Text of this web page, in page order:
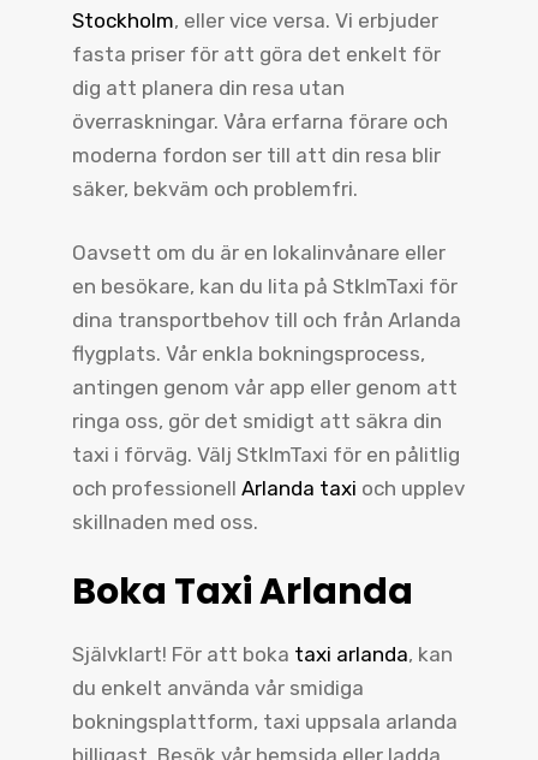
Stockholm, eller vice versa. Vi erbjuder
fasta priser för att göra det enkelt för
dig att planera din resa utan
överraskningar. Våra erfarna förare och
moderna fordon ser till att din resa blir
säker, bekväm och problemfri.
Oavsett om du är en lokalinvånare eller
en besökare, kan du lita på StklmTaxi för
dina transportbehov till och från Arlanda
flygplats. Vår enkla bokningsprocess,
antingen genom vår app eller genom att
ringa oss, gör det smidigt att säkra din
taxi i förväg. Välj StklmTaxi för en pålitlig
och professionell Arlanda taxi och upplev
skillnaden med oss.
Boka Taxi Arlanda
Självklart! För att boka taxi arlanda, kan
du enkelt använda vår smidiga
bokningsplattform, taxi uppsala arlanda
billigast. Besök vår hemsida eller ladda